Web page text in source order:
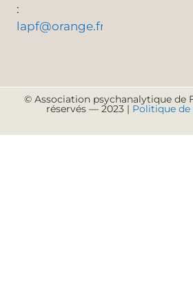
:
lapf@orange.fr
© Association psychanalytique de
réservés — 2023 | Politique